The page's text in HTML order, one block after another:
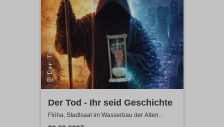
Der Tod - Ihr seid Geschichte
Flöha, Stadtsaal im Wasserbau der Alten
Baumwolle